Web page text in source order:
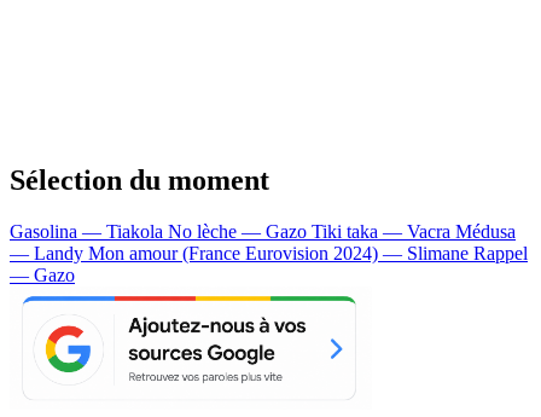
Sélection du moment
Gasolina — Tiakola No lèche — Gazo Tiki taka — Vacra Médusa
— Landy Mon amour (France Eurovision 2024) — Slimane Rappel
— Gazo